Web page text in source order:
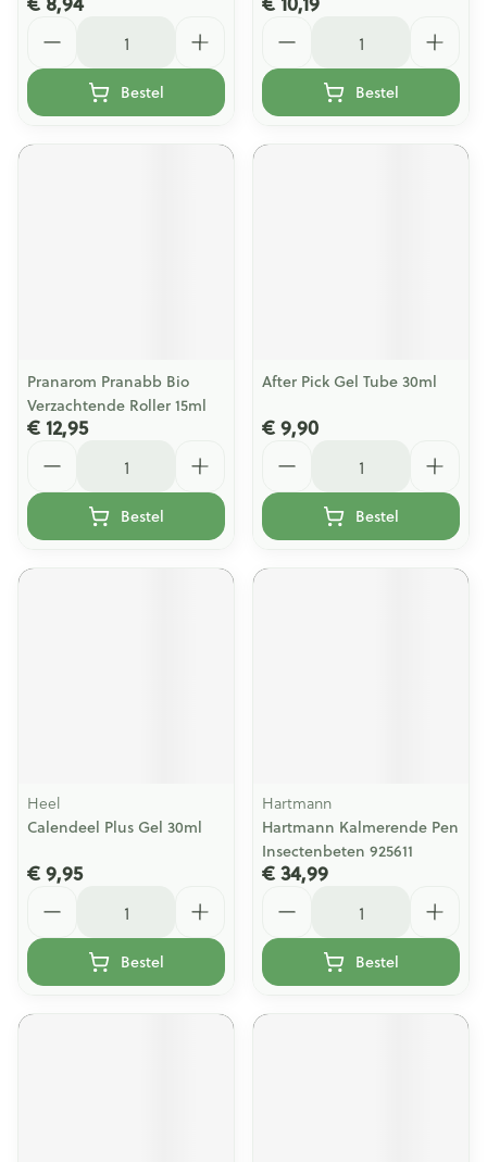
Bestel Bestel
Pranarom Pranabb Bio
Verzachtende Roller 15ml
€ 12,95
Bestel
After Pick Gel Tube 30ml
€ 9,90
Bestel
Heel
Calendeel Plus Gel 30ml
€ 9,95
Bestel
Hartmann
Hartmann Kalmerende Pen
Insectenbeten 925611
€ 34,99
Bestel